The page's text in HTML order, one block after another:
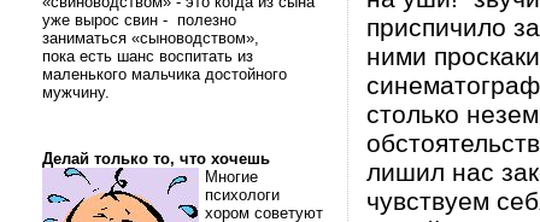
уже вырос свин - полезно
заниматься «сыноводством»,
пока есть шанс воспитать из
маленького мальчика достойного
мужчину.
Делай только то, что хочешь
Многие
психологи
хором советуют
приспичило
ними
столько
лишил нас
чувствуем